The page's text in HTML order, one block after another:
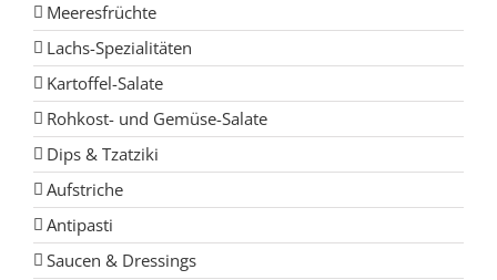
Meeresfrüchte
Lachs-Spezialitäten
Kartoffel-Salate
Rohkost- und Gemüse-Salate
Dips & Tzatziki
Aufstriche
Antipasti
Saucen & Dressings